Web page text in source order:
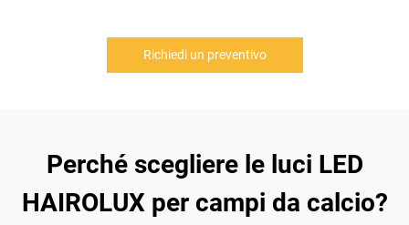
Richiedi un preventivo
Perché scegliere le luci LED
HAIROLUX per campi da calcio?